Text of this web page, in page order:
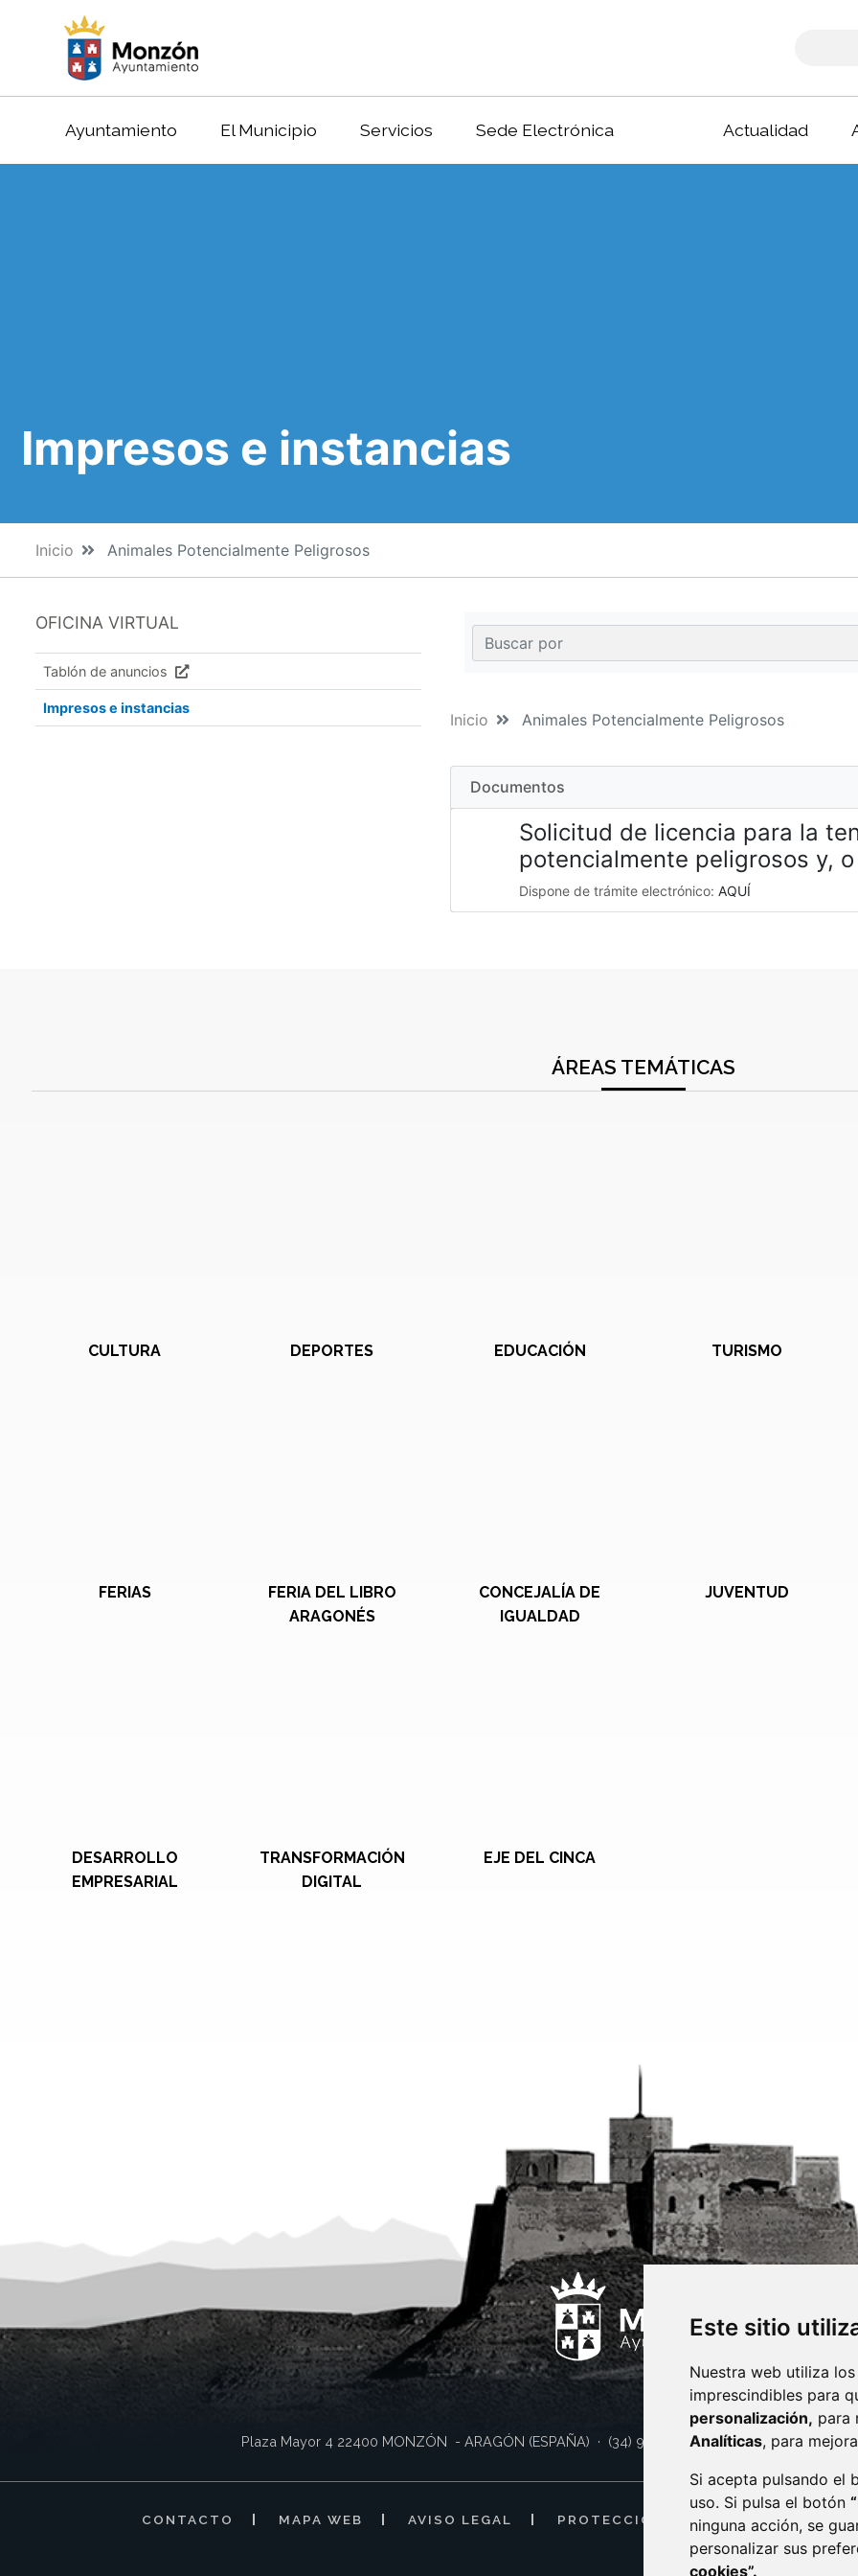
Este sitio
Nuestra web utiliza
imprescindibles para
personalización, para
Analíticas, para
Si acepta pulsando el
uso. Si pulsa el botón
ninguna acción, se
personalizar sus
cookies”.
Ayuntamiento El Municipio Servicios Sede Electrónica Actualidad
Impresos e instancias
Inicio Animales Potencialmente Peligrosos
OFICINA VIRTUAL
Tablón de anuncios
Impresos e instancias
Inicio Animales Potencialmente Peligrosos
Documentos
Solicitud de licencia para la
potencialmente peligrosos y,
Dispone de trámite electrónico:AQUÍ
ÁREAS TEMÁTICAS
CULTURA DEPORTES EDUCACIÓN TURISMO
FERIAS
FERIA DEL LIBRO
ARAGONÉS
CONCEJALÍA DE
IGUALDAD
JUVENTUD
DESARROLLO
EMPRESARIAL
TRANSFORMACIÓN
DIGITAL
EJE DEL CINCA
Plaza Mayor 4 22400 MONZÓN - ARAGÓN (ESPAÑA) · (34) 974 400 700 ·sac@monzon.es
CONTACTO MAPA WEB AVISO LEGAL PROTECCIÓN DE DATOS